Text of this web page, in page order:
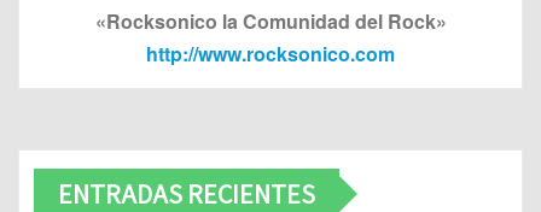
«Rocksonico la Comunidad del Rock»
http://www.rocksonico.com
ENTRADAS RECIENTES